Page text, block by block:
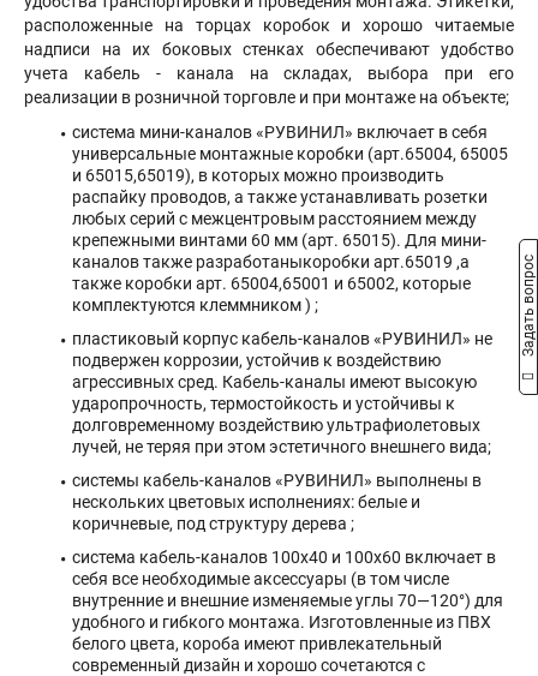
расположенные на торцах коробок и хорошо читаемые
надписи на их боковых стенках обеспечивают удобство
учета кабель - канала на складах, выбора при его
реализации в розничной торговле и при монтаже на объекте;
система мини-каналов «РУВИНИЛ» включает в себя
универсальные монтажные коробки (арт.65004, 65005
и 65015,65019), в которых можно производить
распайку проводов, а также устанавливать розетки
любых серий с межцентровым расстоянием между
крепежными винтами 60 мм (арт. 65015). Для мини-
каналов также разработаныкоробки арт.65019 ,а
также коробки арт. 65004,65001 и 65002, которые
комплектуются клеммником ) ;
пластиковый корпус кабель-каналов «РУВИНИЛ» не
подвержен коррозии, устойчив к воздействию
агрессивных сред. Кабель-каналы имеют высокую
ударопрочность, термостойкость и устойчивы к
долговременному воздействию ультрафиолетовых
лучей, не теряя при этом эстетичного внешнего вида;
системы кабель-каналов «РУВИНИЛ» выполнены в
нескольких цветовых исполнениях: белые и
коричневые, под структуру дерева ;
система кабель-каналов 100х40 и 100х60 включает в
себя все необходимые аксессуары (в том числе
внутренние и внешние изменяемые углы 70—120°) для
удобного и гибкого монтажа. Изготовленные из ПВХ
белого цвета, короба имеют привлекательный
современный дизайн и хорошо сочетаются с
Задать вопрос